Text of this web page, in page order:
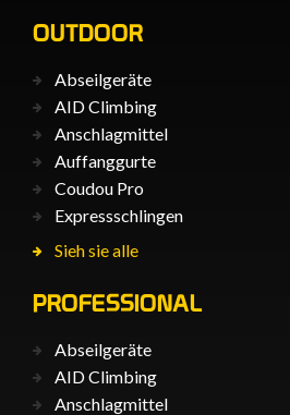
OUTDOOR
Abseilgeräte
AID Climbing
Anschlagmittel
Auffanggurte
Coudou Pro
Expressschlingen
Sieh sie alle
PROFESSIONAL
Abseilgeräte
AID Climbing
Anschlagmittel